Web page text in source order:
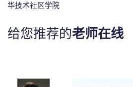
华技术社区学院
给您推荐的老师在线